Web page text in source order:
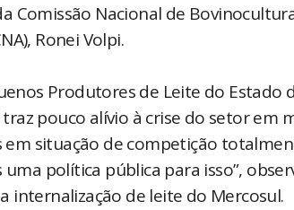
Comissão Nacional de
Ronei Volpi.
Produtores de Leite do Estado
pouco alívio à crise do setor em
situação de competição
política pública para isso”,
internalização de leite do Mercosul.